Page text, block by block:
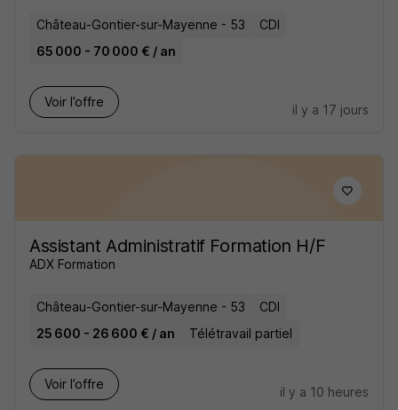
Château-Gontier-sur-Mayenne - 53
CDI
65 000 - 70 000 € / an
Voir l’offre
il y a 17 jours
Assistant Administratif Formation H/F
ADX Formation
Château-Gontier-sur-Mayenne - 53
CDI
25 600 - 26 600 € / an
Télétravail partiel
Voir l’offre
il y a 10 heures